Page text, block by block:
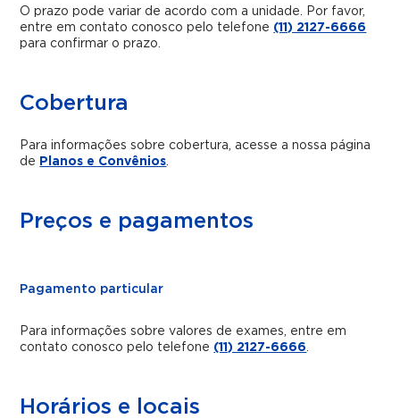
O prazo pode variar de acordo com a unidade. Por favor,
entre em contato conosco pelo telefone (11) 2127-6666
para confirmar o prazo.
Cobertura
Para informações sobre cobertura, acesse a nossa página
de Planos e Convênios
Preços e pagamentos
Pagamento particular
Para informações sobre valores de exames, entre em
contato conosco pelo telefone (11) 2127-6666
Horários e locais